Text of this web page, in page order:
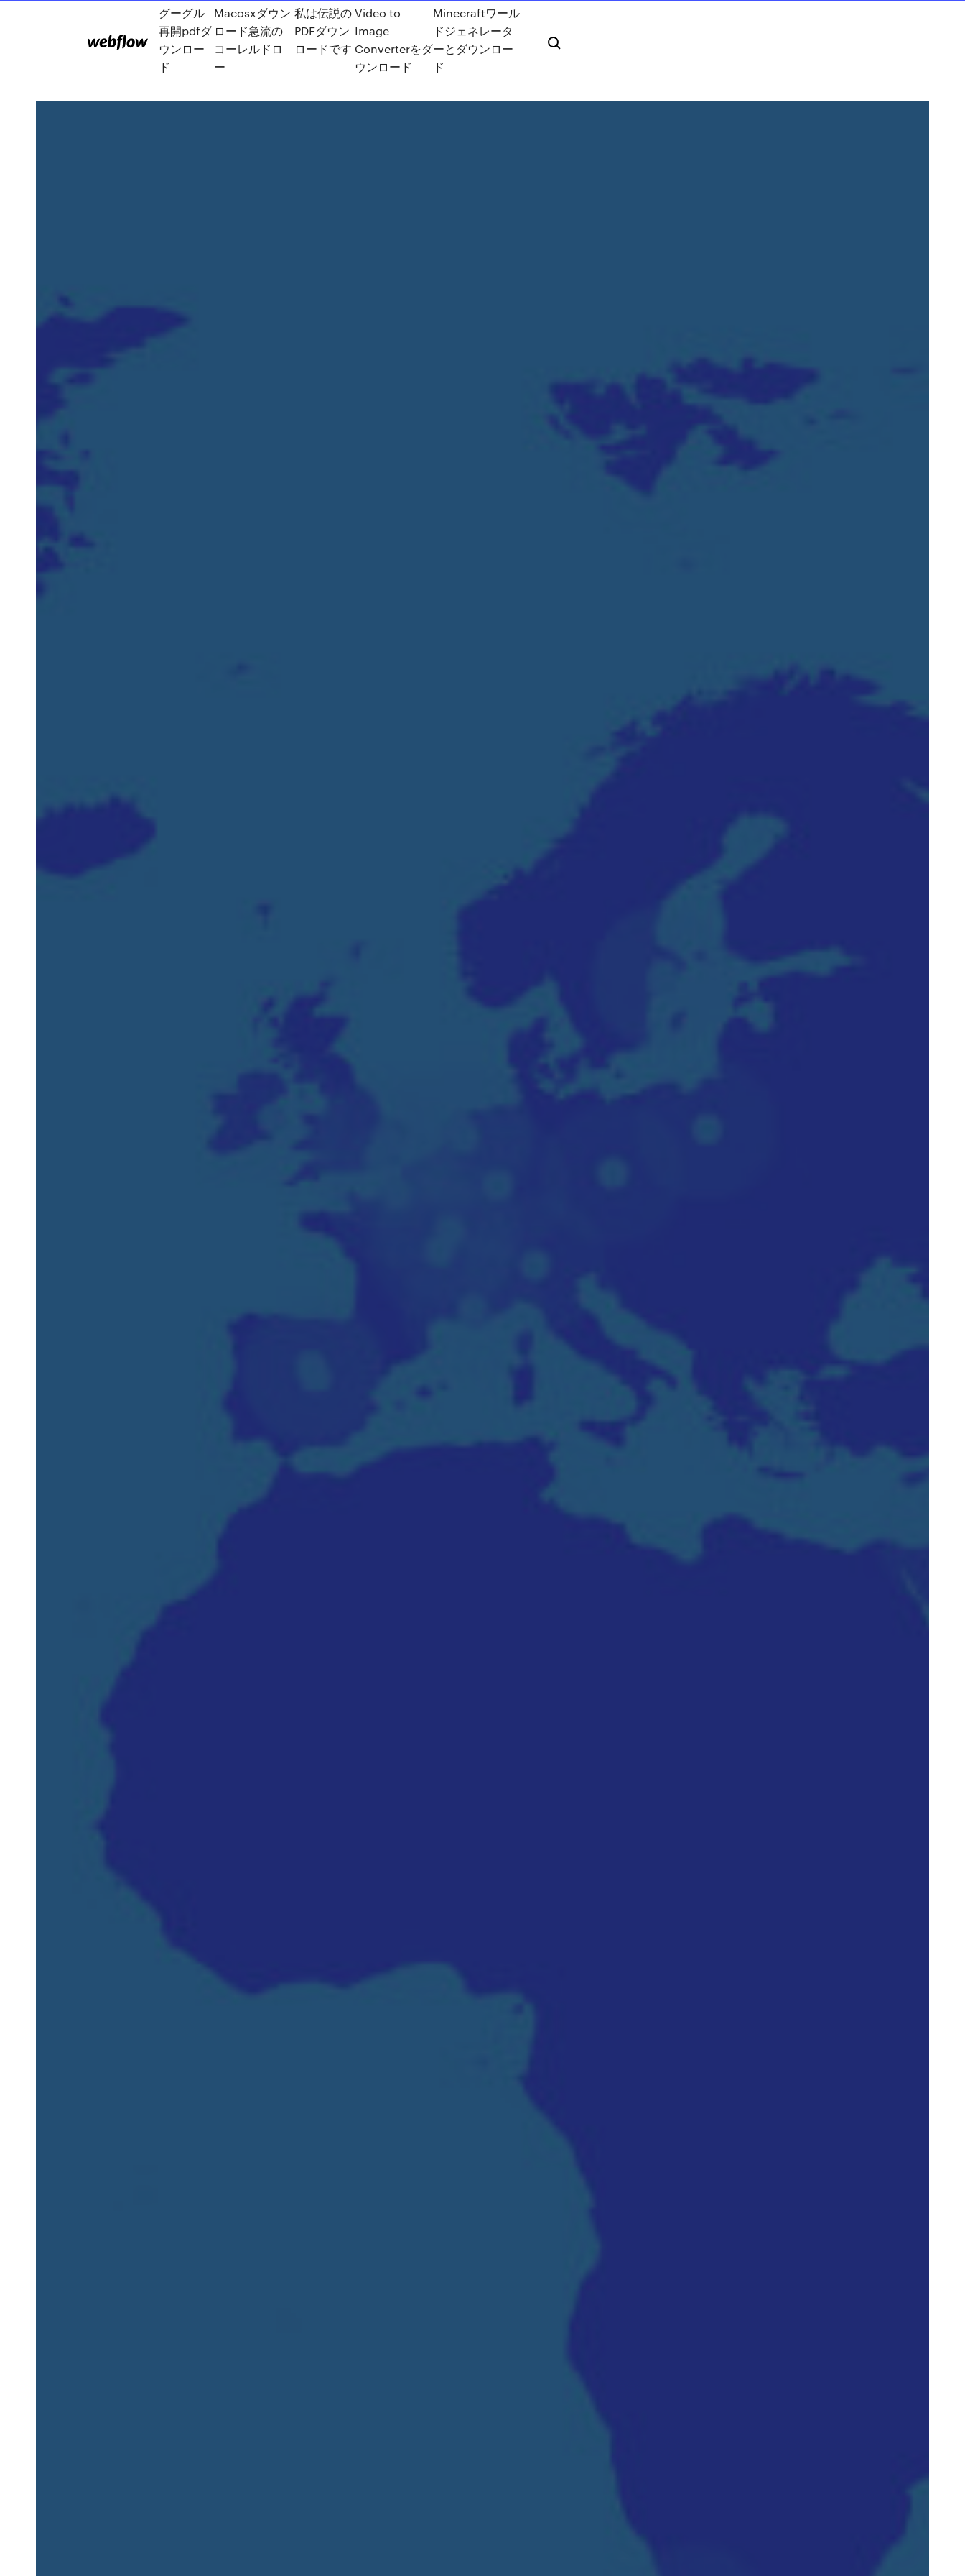
グーグル
再開pdfダ
ウンロー
ド
Macosxダウン
ロード急流の
コーレルドロ
ー
私は伝説の
PDFダウン
ロードです
Video to
Image
Converterをダ
ウンロード
Minecraftワール
ドジェネレータ
ーとダウンロー
ド